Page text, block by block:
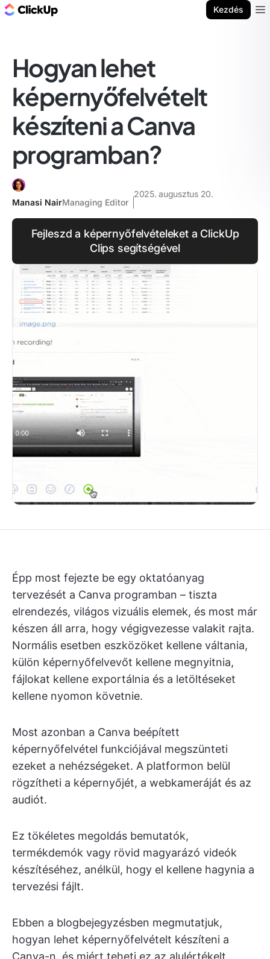
Kezdés
Hogyan lehet
képernyőfelvételt
készíteni a Canva
programban?
Manasi NairManaging Editor
2025. augusztus 20.
Fejleszd a képernyőfelvételeket a ClickUp
Clips segítségével
Épp most fejezte be egy oktatóanyag
tervezését a Canva programban – tiszta
elrendezés, világos vizuális elemek, és most már
készen áll arra, hogy végigvezesse valakit rajta.
Normális esetben eszközöket kellene váltania,
külön képernyőfelvevőt kellene megnyitnia,
fájlokat kellene exportálnia és a letöltéseket
kellene nyomon követnie.
Most azonban a Canva beépített
képernyőfelvétel funkciójával megszünteti
ezeket a nehézségeket. A platformon belül
rögzítheti a képernyőjét, a webkameráját és az
audiót.
Ez tökéletes megoldás bemutatók,
termékdemók vagy rövid magyarázó videók
készítéséhez, anélkül, hogy el kellene hagynia a
tervezési fájlt.
Ebben a blogbejegyzésben megmutatjuk,
hogyan lehet képernyőfelvételt készíteni a
Canva-n, és miért teheti ez az alulértékelt